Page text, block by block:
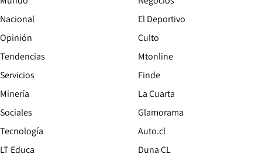
Nacional
Opinión
Tendencias
Servicios
Minería
Sociales
Tecnología
LT Educa
El Deportivo
Culto
Mtonline
Finde
La Cuarta
Glamorama
Auto.cl
Duna CL